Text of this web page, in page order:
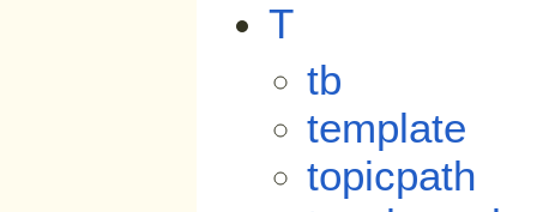
T
tb
template
topicpath